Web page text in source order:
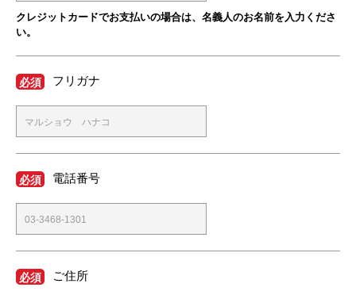
クレジットカードでお支払いの場合は、名義人のお名前を入力くださ
い。
必須 フリガナ
必須 電話番号
必須 ご住所